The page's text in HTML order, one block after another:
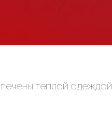
теплой одеждой